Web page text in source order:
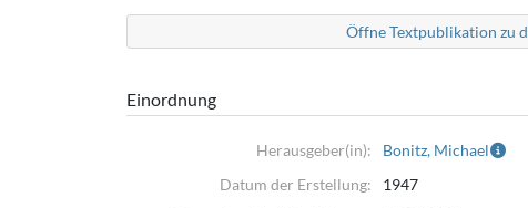
Öffne Textpublikation zu
Einordnung
Herausgeber(in):
Bonitz, Michael
Datum der Erstellung:
1947